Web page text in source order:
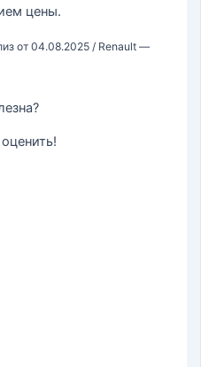
цены.
от 04.08.2025 / Renault —